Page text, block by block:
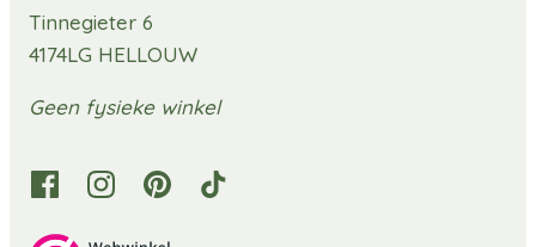
Tinnegieter 6
4174LG HELLOUW
Geen fysieke winkel